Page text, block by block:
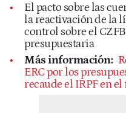
El pacto sobre las
la reactivación de la
control sobre el
presupuestaria
Más información:
ERC por los
recaude el IRPF en